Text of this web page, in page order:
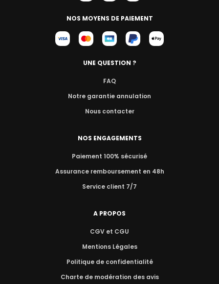
NOS MOYENS DE PAIEMENT
UNE QUESTION ?
FAQ
Notre garantie annulation
Nous contacter
NOS ENGAGEMENTS
Paiement 100% sécurisé
Assurance remboursement en 48h
Service client 7/7
A PROPOS
CGV et CGU
Mentions Légales
Politique de confidentialité
Charte de modération des avis